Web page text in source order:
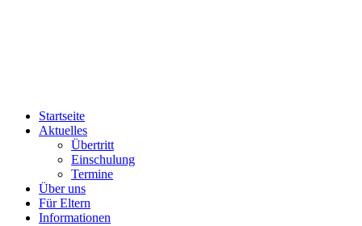
Startseite
Aktuelles
Übertritt
Einschulung
Termine
Über uns
Für Eltern
Informationen